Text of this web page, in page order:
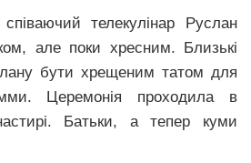
телекулінар Руслан
але поки хpеcним. Близькі
бути хpещeним татом для
Церемонія проходила в
Батьки, а тепер куми